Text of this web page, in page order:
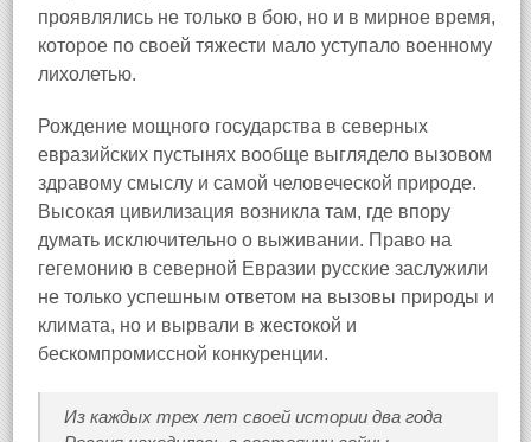
проявлялись не только в бою, но и в мирное время,
которое по своей тяжести мало уступало военному
лихолетью.
Рождение мощного государства в северных
евразийских пустынях вообще выглядело вызовом
здравому смыслу и самой человеческой природе.
Высокая цивилизация возникла там, где впору
думать исключительно о выживании. Право на
гегемонию в северной Евразии русские заслужили
не только успешным ответом на вызовы природы и
климата, но и вырвали в жестокой и
бескомпромиссной конкуренции.
Из каждых трех лет своей истории два года